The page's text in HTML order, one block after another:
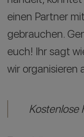
einen Partner
gebrauchen.
euch! Ihr sagt
wir organisieren
Kostenlose